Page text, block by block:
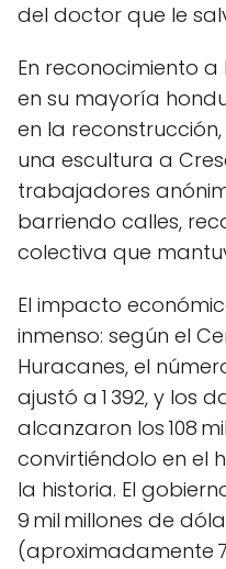
del doctor que le
En reconocimiento
en su mayoría
en la reconstrucción,
una escultura a
trabajadores
barriendo calles,
colectiva que
El impacto
inmenso: según el
Huracanes, el
ajustó a 1 392, y los
alcanzaron los 108
convirtiéndolo en el
la historia. El
9 mil millones de
(aproximadamente